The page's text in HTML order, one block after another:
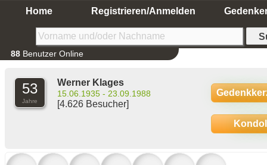
Home Registrieren/Anmelden
88 Benutzer Online
53
Jahre
Werner Klages
15.06.1935 - 23.09.1988
[4.626 Besucher]